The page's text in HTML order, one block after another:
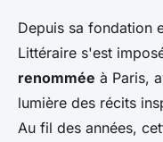
Depuis sa fondation
Littéraire s'est
renommée à Paris,
lumière des récits
Au fil des années,